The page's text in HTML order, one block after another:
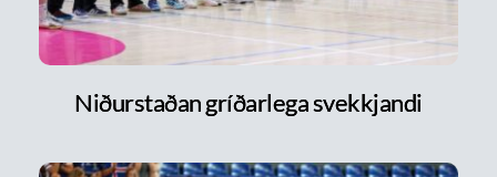
Niðurstaðan gríðarlega svekkjandi